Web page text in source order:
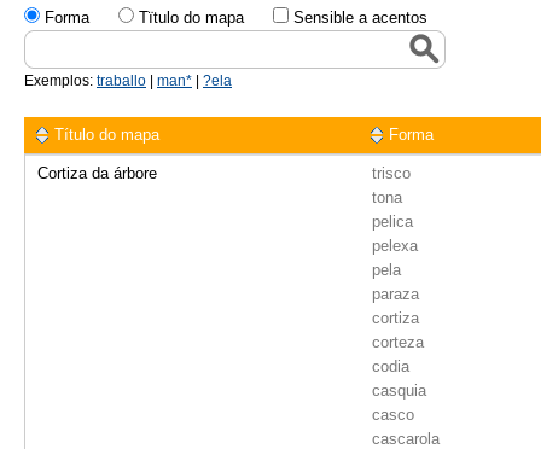
Forma Tïtulo do mapa Sensible a acentos
Exemplos: traballo man* ?ela
Título do mapa Forma
Cortiza da árbore
trisco
tona
pelica
pelexa
pela
paraza
cortiza
corteza
codia
casquia
casco
cascarola